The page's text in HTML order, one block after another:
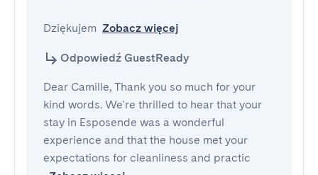
Dziękujem Zobacz więcej
Odpowiedź GuestReady
Dear Camille, Thank you so much for your
kind words. We're thrilled to hear that your
stay in Esposende was a wonderful
experience and that the house met your
expectations for cleanliness and practic